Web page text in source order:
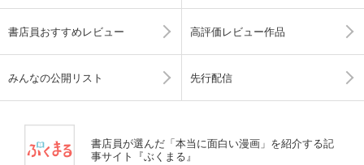
書店員おすすめレビュー 高評価レビュー作品
みんなの公開リスト 先行配信
書店員が選んだ「本当に面白い漫画」を紹介する記
事サイト『ぶくまる』